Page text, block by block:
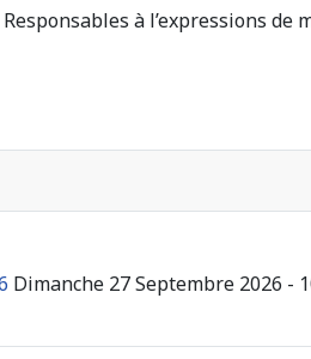
Dimanche 27 Septembre 2026 -
à l’expressions de